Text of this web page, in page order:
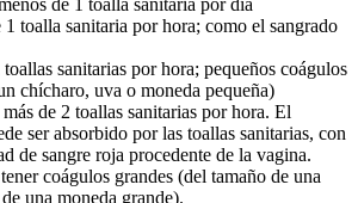
1 toalla sanitaria por hora; como el sangrado
toallas sanitarias por hora; pequeños coágulos
chícharo, uva o moneda pequeña)
más de 2 toallas sanitarias por hora. El
ser absorbido por las toallas sanitarias, con
de sangre roja procedente de la vagina.
coágulos grandes (del tamaño de una
una moneda grande).